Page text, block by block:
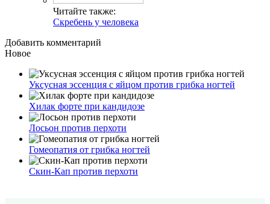
Читайте также:
Скребень у человека
Добавить комментарий
Новое
Уксусная эссенция с яйцом против грибка ногтей
Хилак форте при кандидозе
Лосьон против перхоти
Гомеопатия от грибка ногтей
Скин-Кап против перхоти